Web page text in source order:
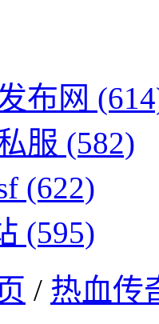
布网
服 (582)
(622)
(595)
/ 热血传